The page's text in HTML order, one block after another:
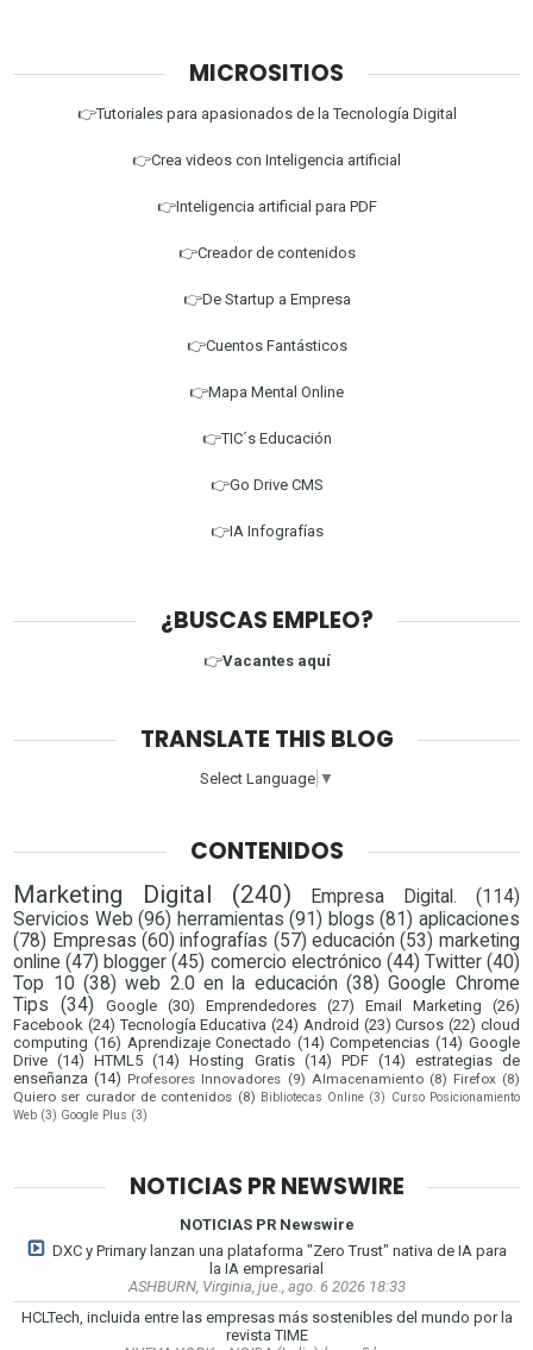
MICROSITIOS
👉Tutoriales para apasionados de la Tecnología Digital
👉Crea videos con Inteligencia artificial
👉Inteligencia artificial para PDF
👉Creador de contenidos
👉De Startup a Empresa
👉Cuentos Fantásticos
👉Mapa Mental Online
👉TIC´s Educación
👉Go Drive CMS
👉IA Infografías
¿BUSCAS EMPLEO?
👉Vacantes aquí
TRANSLATE THIS BLOG
Select Language ▼
CONTENIDOS
Marketing Digital (240) Empresa Digital.
(114)
Servicios Web (96) herramientas (91) blogs (81) aplicaciones
(78) Empresas (60) infografías (57) educación (53) marketing
online (47) blogger (45) comercio electrónico (44) Twitter (40)
Top 10 (38) web 2.0 en la educación (38) Google Chrome
Tips
(34) Google (30) Emprendedores (27) Email Marketing
(26)
Facebook (24) Tecnología Educativa (24) Android (23) Cursos (22) cloud
computing (16) Aprendizaje Conectado (14) Competencias (14) Google
Drive (14) HTML5 (14) Hosting Gratis (14) PDF (14) estrategias de
enseñanza (14) Profesores Innovadores (9) Almacenamiento (8) Firefox (8)
Quiero ser curador de contenidos (8) Bibliotecas Online (3) Curso Posicionamiento
Web (3) Google Plus (3)
NOTICIAS PR NEWSWIRE
NOTICIAS PR Newswire
DXC y Primary lanzan una plataforma "Zero Trust" nativa de IA para
la IA empresarial
ASHBURN, Virginia, jue., ago. 6 2026 18:33
HCLTech, incluida entre las empresas más sostenibles del mundo por la
revista TIME